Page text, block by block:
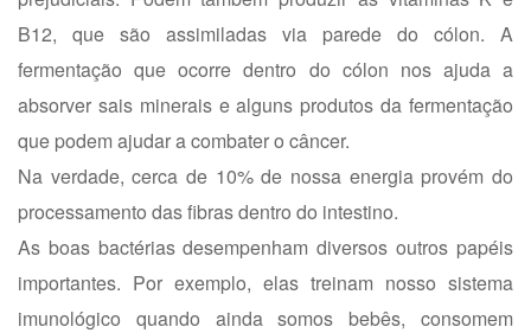
B12, que são assimiladas via parede do cólon. A
fermentação que ocorre dentro do cólon nos ajuda a
absorver sais minerais e alguns produtos da fermentação
que podem ajudar a combater o câncer.
Na verdade, cerca de 10% de nossa energia provém do
processamento das fibras dentro do intestino.
As boas bactérias desempenham diversos outros papéis
importantes. Por exemplo, elas treinam nosso sistema
imunológico quando ainda somos bebês, consomem